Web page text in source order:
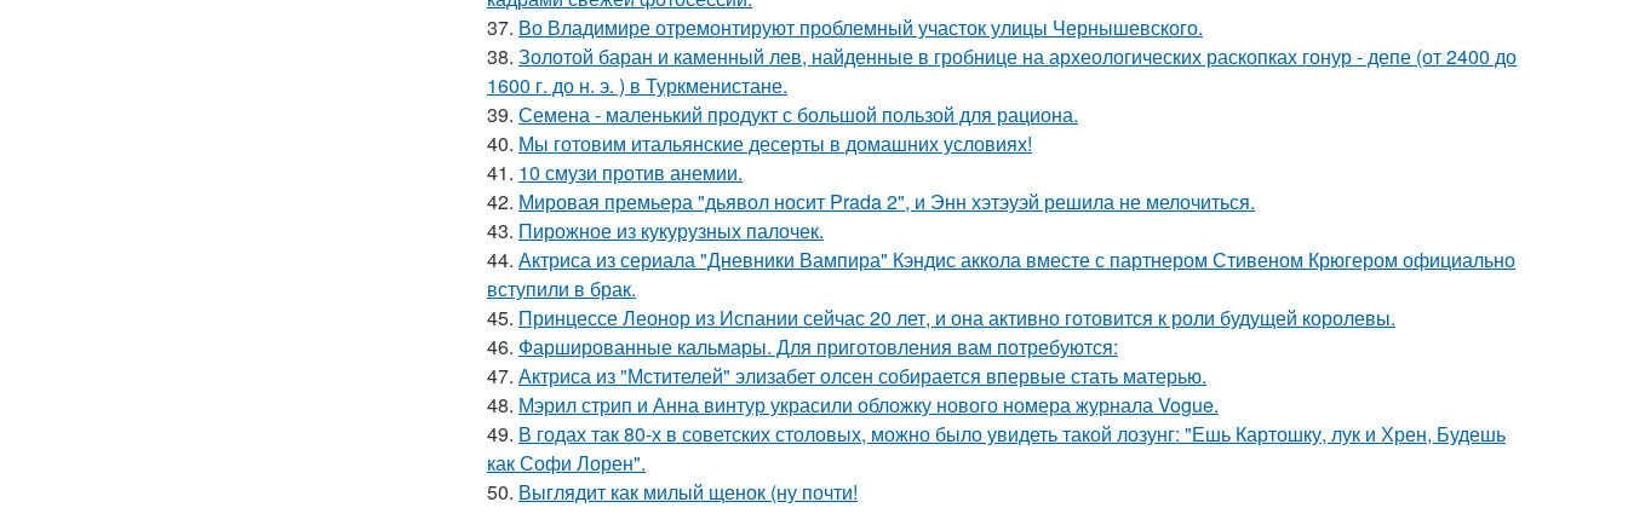
37. Во Владимире отремонтируют проблемный участок улицы Чернышевского.
38. Золотой баран и каменный лев, найденные в гробнице на археологических раскопках гонур - депе (от 2400 до
1600 г. до н. э. ) в Туркменистане.
39. Семена - маленький продукт с большой пользой для рациона.
40. Мы готовим итальянские десерты в домашних условиях!
41. 10 смузи против анемии.
42. Мировая премьера "дьявол носит Prada 2", и Энн хэтэуэй решила не мелочиться.
43. Пирожное из кукурузных палочек.
44. Актриса из сериала "Дневники Вампира" Кэндис аккола вместе с партнером Стивеном Крюгером официально
вступили в брак.
45. Принцессе Леонор из Испании сейчас 20 лет, и она активно готовится к роли будущей королевы.
46. Фаршированные кальмары. Для приготовления вам потребуются:
47. Актриса из "Мстителей" элизабет олсен собирается впервые стать матерью.
48. Мэрил стрип и Анна винтур украсили обложку нового номера журнала Vogue.
49. В годах так 80-х в советских столовых, можно было увидеть такой лозунг: "Ешь Картошку, лук и Хрен, Будешь
как Софи Лорен".
50. Выглядит как милый щенок (ну почти!